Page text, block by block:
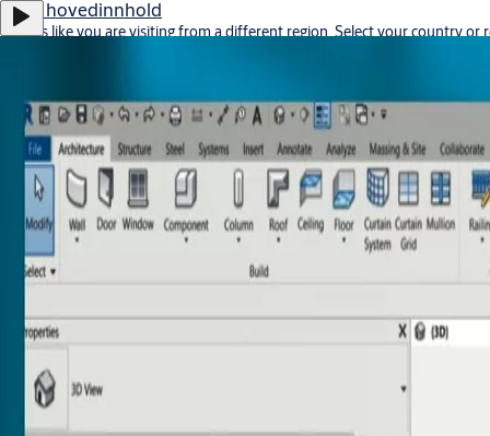
Gå til hovedinnhold
It looks like you are visiting from a different region. Select your country or
Karriere
Partner Area
Webshop